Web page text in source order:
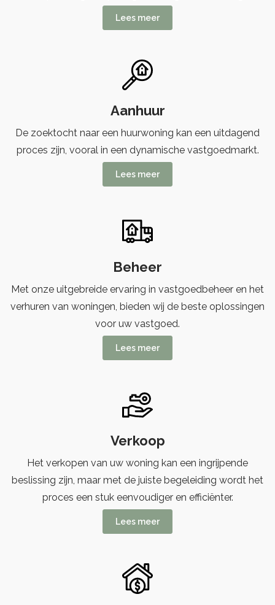
Lees meer
Aanhuur
De zoektocht naar een huurwoning kan een uitdagend
proces zijn, vooral in een dynamische vastgoedmarkt.
Lees meer
Beheer
Met onze uitgebreide ervaring in vastgoedbeheer en het
verhuren van woningen, bieden wij de beste oplossingen
voor uw vastgoed.
Lees meer
Verkoop
Het verkopen van uw woning kan een ingrijpende
beslissing zijn, maar met de juiste begeleiding wordt het
proces een stuk eenvoudiger en efficiënter.
Lees meer